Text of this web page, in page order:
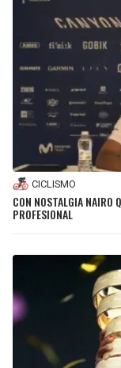
CICLISMO
CON NOSTALGIA NAIRO
PROFESIONAL